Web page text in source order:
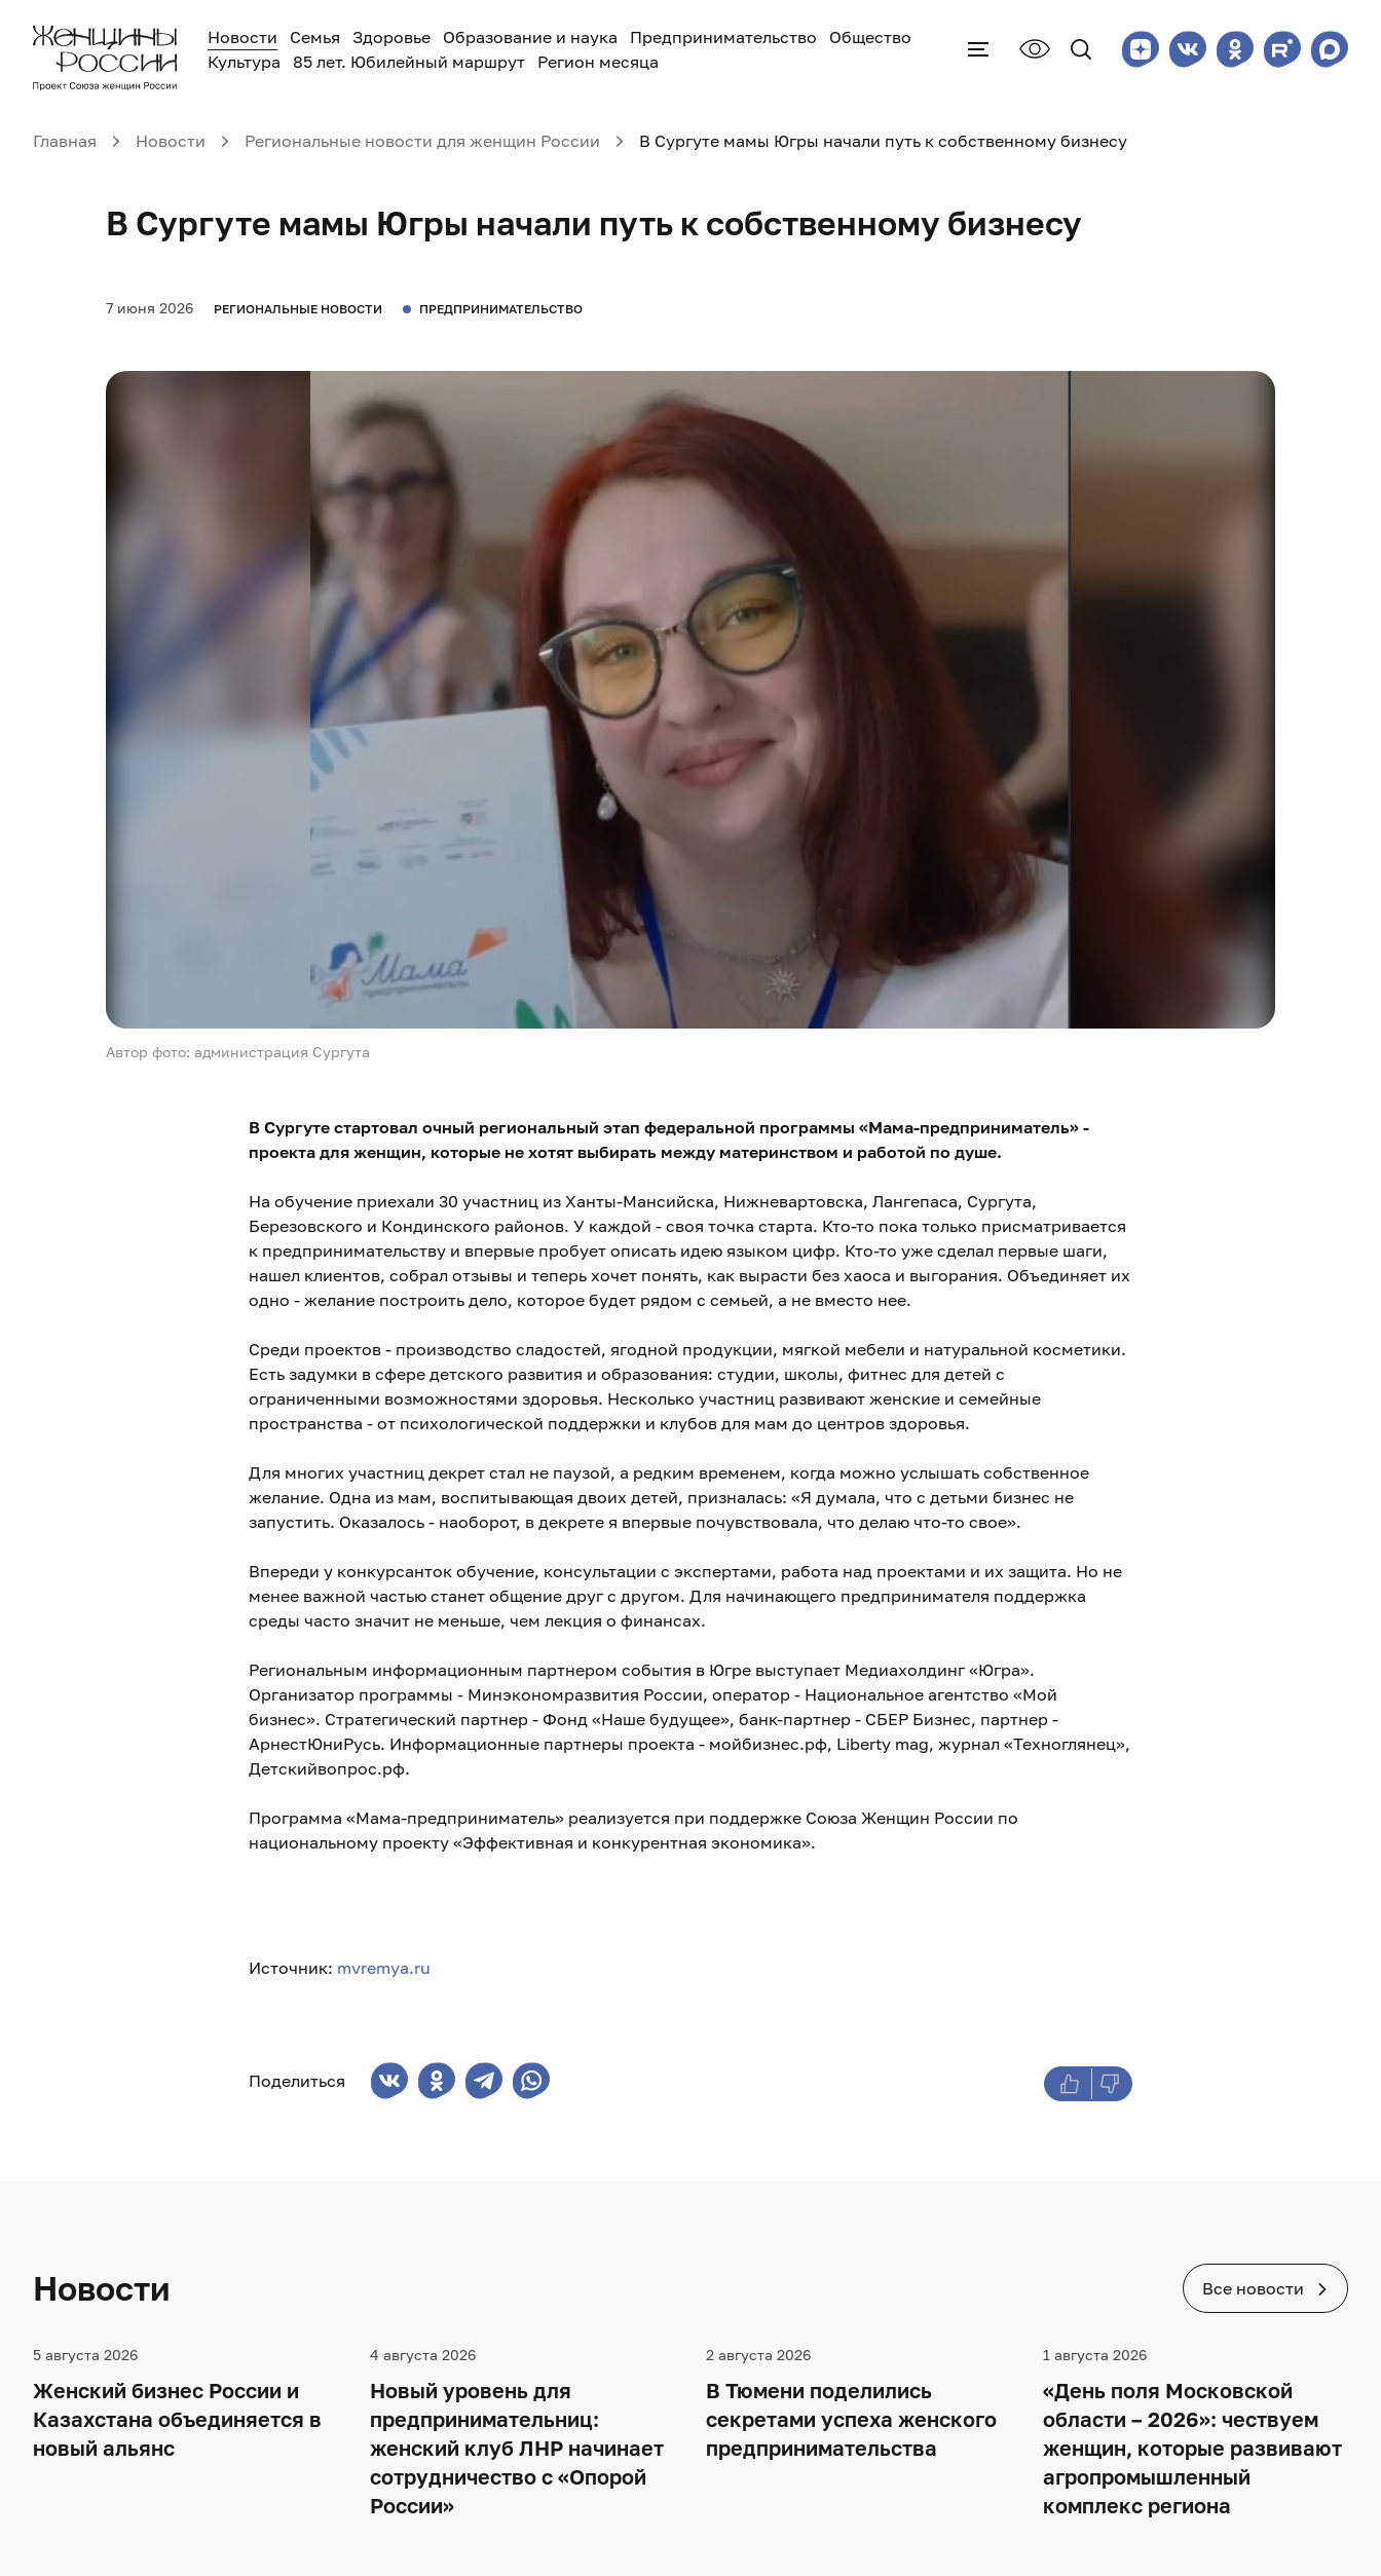
Новости Семья Здоровье Образование и наука Предпринимательство
Общество
Культура
85 лет. Юбилейный маршрут Регион месяца
Главная Новости Региональные новости для женщин России В Сургуте мамы Югры начали путь к собственному бизнесу
В Сургуте мамы Югры начали путь к собственному бизнесу
7 июня 2026 РЕГИОНАЛЬНЫЕ НОВОСТИ ПРЕДПРИНИМАТЕЛЬСТВО
Автор фото: администрация Сургута
В Сургуте стартовал очный региональный этап федеральной программы «Мама-предприниматель» -
проекта для женщин, которые не хотят выбирать между материнством и работой по душе.
На обучение приехали 30 участниц из Ханты-Мансийска, Нижневартовска, Лангепаса, Сургута,
Березовского и Кондинского районов. У каждой - своя точка старта. Кто-то пока только присматривается
к предпринимательству и впервые пробует описать идею языком цифр. Кто-то уже сделал первые шаги,
нашел клиентов, собрал отзывы и теперь хочет понять, как вырасти без хаоса и выгорания. Объединяет их
одно - желание построить дело, которое будет рядом с семьей, а не вместо нее.
Среди проектов - производство сладостей, ягодной продукции, мягкой мебели и натуральной косметики.
Есть задумки в сфере детского развития и образования: студии, школы, фитнес для детей с
ограниченными возможностями здоровья. Несколько участниц развивают женские и семейные
пространства - от психологической поддержки и клубов для мам до центров здоровья.
Для многих участниц декрет стал не паузой, а редким временем, когда можно услышать собственное
желание. Одна из мам, воспитывающая двоих детей, призналась: «Я думала, что с детьми бизнес не
запустить. Оказалось - наоборот, в декрете я впервые почувствовала, что делаю что-то свое».
Впереди у конкурсанток обучение, консультации с экспертами, работа над проектами и их защита. Но не
менее важной частью станет общение друг с другом. Для начинающего предпринимателя поддержка
среды часто значит не меньше, чем лекция о финансах.
Региональным информационным партнером события в Югре выступает Медиахолдинг «Югра».
Организатор программы - Минэкономразвития России, оператор - Национальное агентство «Мой
бизнес». Стратегический партнер - Фонд «Наше будущее», банк-партнер - СБЕР Бизнес, партнер -
АрнестЮниРусь. Информационные партнеры проекта - мойбизнес.рф, Liberty mag, журнал «Техноглянец»,
Детскийвопрос.рф.
Программа «Мама-предприниматель» реализуется при поддержке Союза Женщин России по
национальному проекту «Эффективная и конкурентная экономика».
Источник: mvremya.ru
Поделиться
Новости Все новости
5 августа 2026
Женский бизнес России и
Казахстана объединяется в
новый альянс
4 августа 2026
Новый уровень для
предпринимательниц:
женский клуб ЛНР начинает
сотрудничество с «Опорой
России»
2 августа 2026
В Тюмени поделились
секретами успеха женского
предпринимательства
1 августа 2026
«День поля Московской
области – 2026»: чествуем
женщин, которые развивают
агропромышленный
комплекс региона